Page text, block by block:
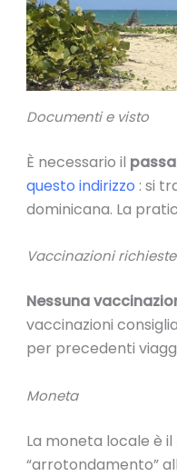
Documenti e visto
È necessario il
questo indirizzo : si
dominicana. La
Vaccinazioni richieste
Nessuna
vaccinazioni
per precedenti
Moneta
La moneta locale è il
“arrotondamento”